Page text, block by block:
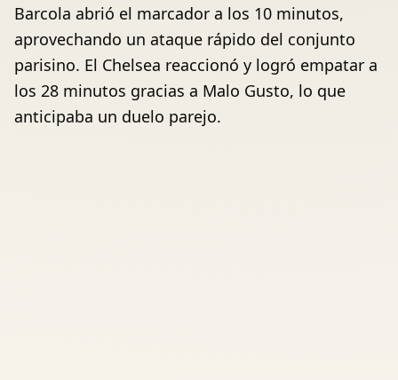
Barcola abrió el marcador a los 10 minutos,
aprovechando un ataque rápido del conjunto
parisino. El Chelsea reaccionó y logró empatar a
los 28 minutos gracias a Malo Gusto, lo que
anticipaba un duelo parejo.